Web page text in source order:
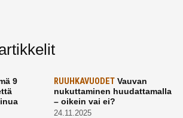
9
RUUHKAVUODETVauvan
nukuttaminen huudattamalla
– oikein vai ei?
24.11.2025